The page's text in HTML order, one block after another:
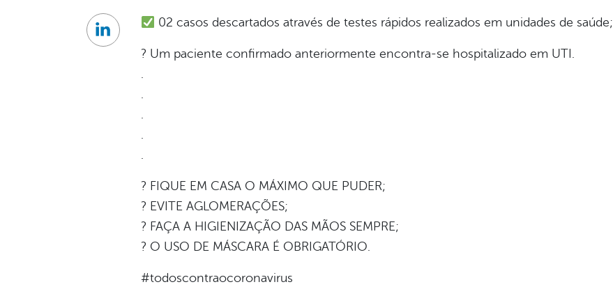
02 casos descartados através de testes rápidos realizados em unidades de saúde;
? Um paciente confirmado anteriormente encontra-se hospitalizado em UTI.
.
.
.
.
.
? FIQUE EM CASA O MÁXIMO QUE PUDER;
? EVITE AGLOMERAÇÕES;
? FAÇA A HIGIENIZAÇÃO DAS MÃOS SEMPRE;
? O USO DE MÁSCARA É OBRIGATÓRIO.
#todoscontraocoronavirus
Linkedin